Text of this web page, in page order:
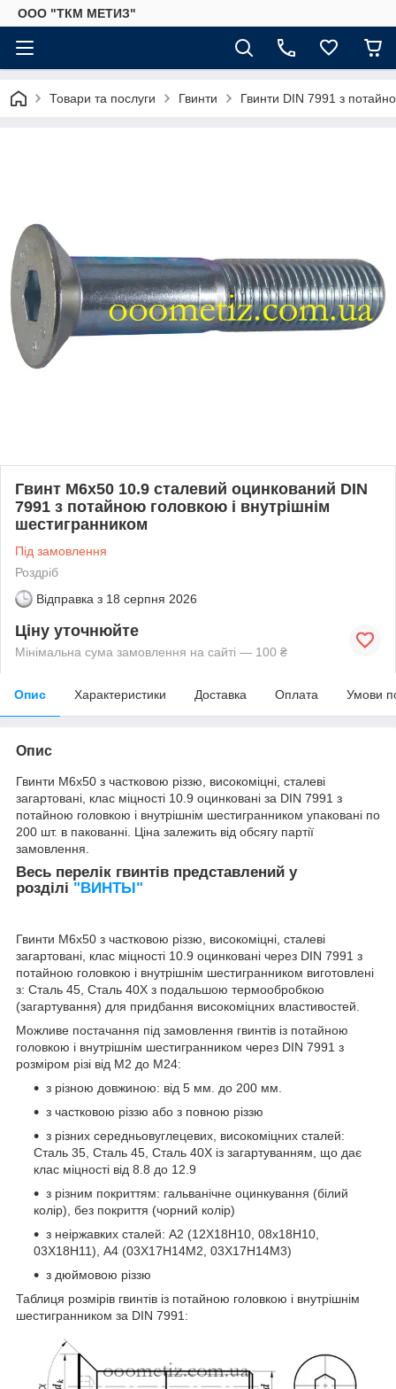
ООО "ТКМ МЕТИЗ"
Товари та послуги Гвинти Гвинти DIN 7991 з
Гвинт М6х50 10.9 сталевий оцинкований DIN
7991 з потайною головкою і внутрішнім
шестигранником
Під замовлення
Роздріб
Відправка з 18 серпня 2026
Ціну уточнюйте
Мінімальна сума замовлення на сайті — 100 ₴
Опис Характеристики Доставка Оплата Умови
Опис
Гвинти М6х50 з частковою різзю, високоміцні, сталеві
загартовані, клас міцності 10.9 оцинковані за DIN 7991 з
потайною головкою і внутрішнім шестигранником упаковані по
200 шт. в пакованні. Ціна залежить від обсягу партії
замовлення.
Весь перелік гвинтів представлений у
розділі "ВИНТЫ"
Гвинти М6х50 з частковою різзю, високоміцні, сталеві
загартовані, клас міцності 10.9 оцинковані через DIN 7991 з
потайною головкою і внутрішнім шестигранником виготовлені
з: Сталь 45, Сталь 40Х з подальшою термообробкою
(загартування) для придбання високоміцних властивостей.
Можливе постачання під замовлення гвинтів із потайною
головкою і внутрішнім шестигранником через DIN 7991 з
розміром різі від М2 до М24:
з різною довжиною: від 5 мм. до 200 мм.
з частковою різзю або з повною різзю
з різних середньовуглецевих, високоміцних сталей:
Сталь 35, Сталь 45, Сталь 40Х із загартуванням, що дає
клас міцності від 8.8 до 12.9
з різним покриттям: гальванічне оцинкування (білий
колір), без покриття (чорний колір)
з неіржавких сталей: А2 (12Х18Н10, 08х18Н10,
03Х18Н11), А4 (03Х17Н14М2, 03Х17Н14М3)
з дюймовою різзю
Таблиця розмірів гвинтів із потайною головкою і внутрішнім
шестигранником за DIN 7991: